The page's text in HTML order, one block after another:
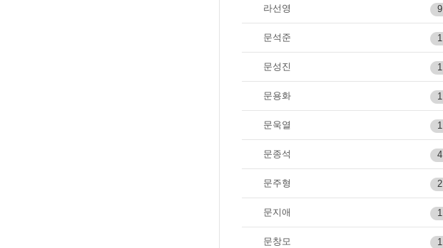
라선영 9
문석준 1
문성진 1
문용화 1
문욱열 1
문종석 4
문주형 2
문지애 1
문창모 1